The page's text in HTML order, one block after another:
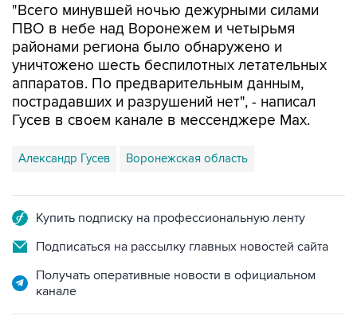
"Всего минувшей ночью дежурными силами
ПВО в небе над Воронежем и четырьмя
районами региона было обнаружено и
уничтожено шесть беспилотных летательных
аппаратов. По предварительным данным,
пострадавших и разрушений нет", - написал
Гусев в своем канале в мессенджере Max.
Александр Гусев Воронежская область
Купить подписку на профессиональную ленту
Подписаться на рассылку главных новостей сайта
Получать оперативные новости в официальном
канале